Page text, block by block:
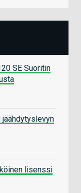
SE Suoritin
lisenssi